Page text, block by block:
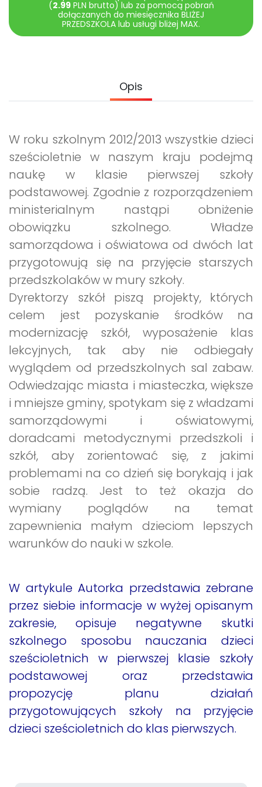
Archiwalne numery
Pomoc
Promocje
(2.99PLN brutto) lub za pomocą pobrań
dołączanych do miesięcznika BLIŻEJ
PRZEDSZKOLA lub usługi bliżej MAX.
Opis
W roku szkolnym 2012/2013 wszystkie dzieci
sześcioletnie w naszym kraju podejmą
naukę w klasie pierwszej szkoły
podstawowej. Zgodnie z rozporządzeniem
ministerialnym nastąpi obniżenie
obowiązku szkolnego. Władze
samorządowa i oświatowa od dwóch lat
przygotowują się na przyjęcie starszych
przedszkolaków w mury szkoły.
Dyrektorzy szkół piszą projekty, których
celem jest pozyskanie środków na
modernizację szkół, wyposażenie klas
lekcyjnych, tak aby nie odbiegały
wyglądem od przedszkolnych sal zabaw.
Odwiedzając miasta i miasteczka, większe
i mniejsze gminy, spotykam się z władzami
samorządowymi i oświatowymi,
doradcami metodycznymi przedszkoli i
szkół, aby zorientować się, z jakimi
problemami na co dzień się borykają i jak
sobie radzą. Jest to też okazja do
wymiany poglądów na temat
zapewnienia małym dzieciom lepszych
warunków do nauki w szkole.
W artykule Autorka przedstawia zebrane
przez siebie informacje w wyżej opisanym
zakresie, opisuje negatywne skutki
szkolnego sposobu nauczania dzieci
sześcioletnich w pierwszej klasie szkoły
podstawowej oraz przedstawia
propozycję planu działań
przygotowujących szkoły na przyjęcie
dzieci sześcioletnich do klas pierwszych.